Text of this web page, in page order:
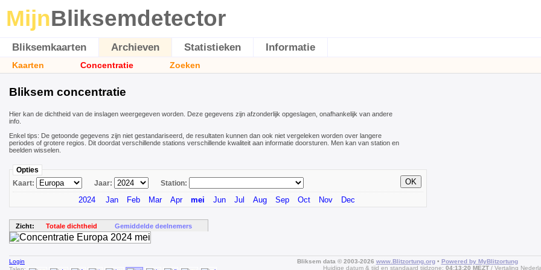
MijnBliksemdetector
Bliksemkaarten Archieven Statistieken Informatie
Kaarten Concentratie Zoeken
Bliksem concentratie
Hier kan de dichtheid van de inslagen weergegeven worden. Deze gegevens zijn afzonderlijk opgeslagen, onafhankelijk van andere
info.
Enkel tips: De getoonde gegevens zijn niet gestandariseerd, de resultaten kunnen dan ook niet vergeleken worden over langere
periodes of grotere regios. Dit doordat verschillende stations verschillende kwaliteit aan informatie doorsturen. Men kan van station en
beelden wisselen.
Opties
Kaart:
Jaar: Station:
2024 Jan Feb Mar Apr mei Jun Jul Aug Sep Oct Nov Dec
Zicht: Totale dichtheid Gemiddelde deelnemers
Login
Bliksem data © 2003-2026 www.Blitzortung.org• Powered by MyBlitzortung
Huidige datum & tijd en standaard tijdzone: 04:13:20 MEZT Vertaling